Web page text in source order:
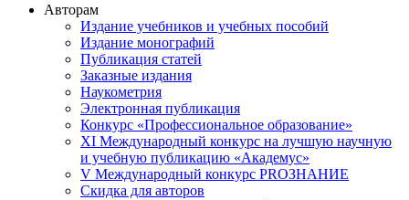
Авторам
Издание учебников и учебных пособий
Издание монографий
Публикация статей
Заказные издания
Наукометрия
Электронная публикация
Конкурс «Профессиональное образование»
XI Международный конкурс на лучшую научную
и учебную публикацию «Академус»
V Международный конкурс PROЗНАНИЕ
Скидка для авторов